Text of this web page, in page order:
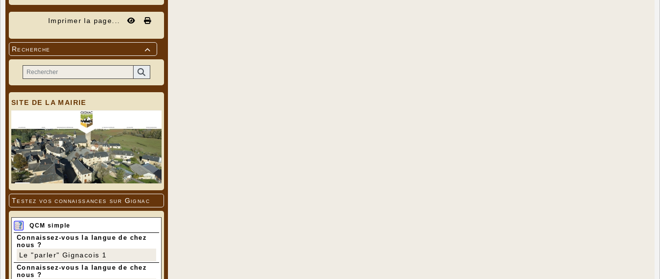
Imprimer la page...

Recherche
SITE DE LA MAIRIE
Testez vos connaissances sur Gignac
QCM simple
Connaissez-vous la langue de chez
nous ?
Le "parler" Gignacois 1
Connaissez-vous la langue de chez
nous ?